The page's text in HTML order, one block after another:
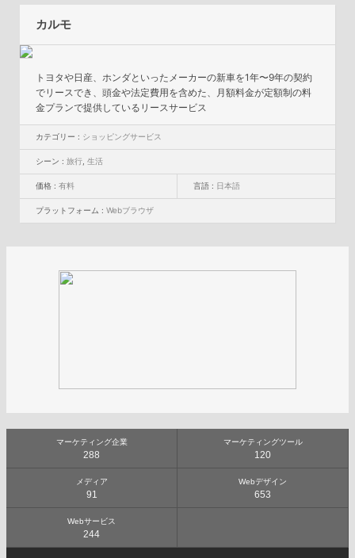
カルモ
トヨタや日産、ホンダといったメーカーの新車を1年〜9年の契約
でリースでき、頭金や法定費用を含めた、月額料金が定額制の料
金プランで提供しているリースサービス
カテゴリー : ショッピングサービス
シーン :旅行 ,生活
価格 :有料 言語 : 日本語
プラットフォーム :Webブラウザ
マーケティング企業
288
マーケティングツール
120
メディア
91
Webデザイン
653
Webサービス
244